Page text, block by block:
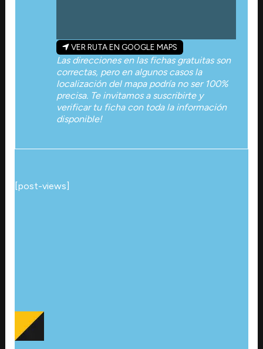
VER RUTA EN GOOGLE MAPS
Las direcciones en las fichas gratuitas son
correctas, pero en algunos casos la
localización del mapa podría no ser 100%
precisa. Te invitamos a suscribirte y
verificar tu ficha con toda la información
disponible!
[post-views]